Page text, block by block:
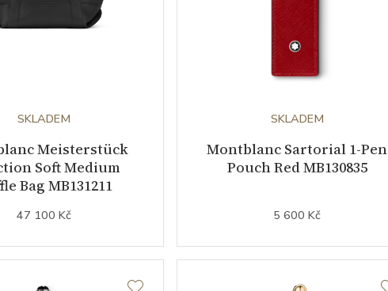
SKLADEM
Meisterstück
Soft Medium
Bag MB131211
47 100 Kč
SKLADEM
Montblanc Sartorial 1-Pen
Pouch Red MB130835
5 600 Kč